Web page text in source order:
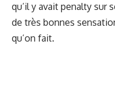
qu’il y avait penalty sur
de très bonnes
qu’on fait.